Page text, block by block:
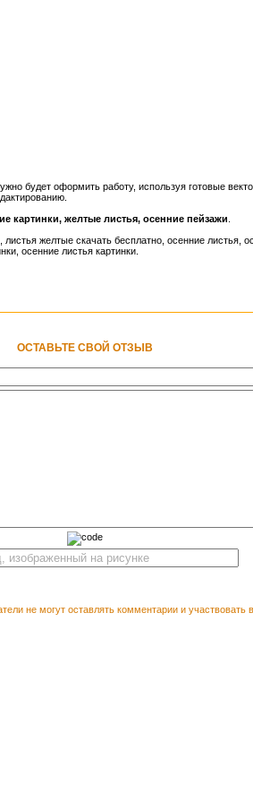
будет оформить работу, используя готовые
картинки, желтые листья, осенние пейзажи
желтые скачать бесплатно, осенние листья,
осенние листья картинки.
ОСТАВЬТЕ СВОЙ ОТЗЫВ
не могут оставлять комментарии и участвовать